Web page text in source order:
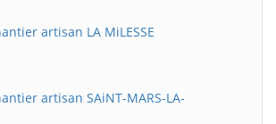
artisan LA MiLESSE
artisan SAiNT-MARS-LA-